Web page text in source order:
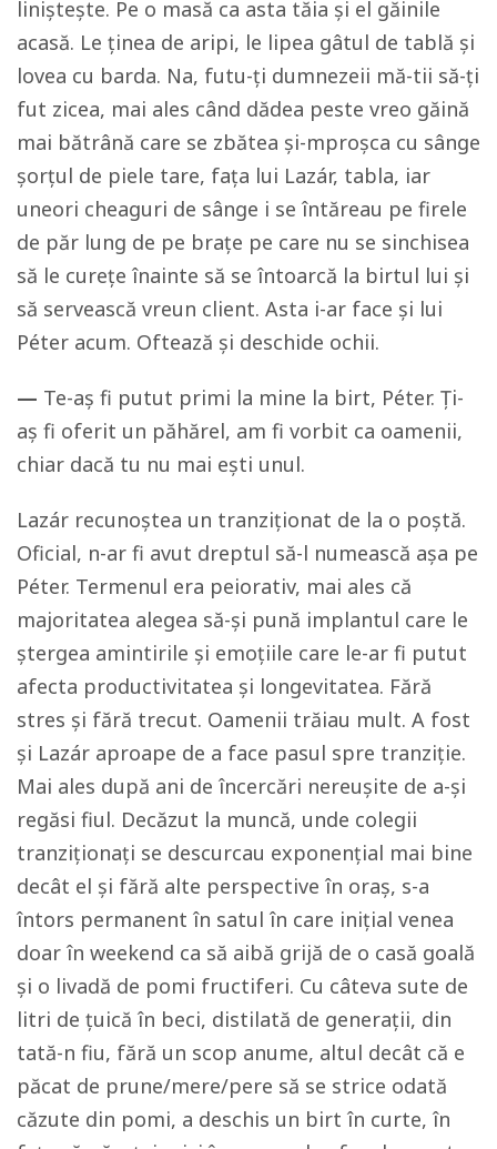
liniștește. Pe o masă ca asta tăia și el găinile
acasă. Le ținea de aripi, le lipea gâtul de tablă și
lovea cu barda. Na, futu-ți dumnezeii mă-tii să-ți
fut zicea, mai ales când dădea peste vreo găină
mai bătrână care se zbătea și-mproșca cu sânge
șorțul de piele tare, fața lui Lazár, tabla, iar
uneori cheaguri de sânge i se întăreau pe firele
de păr lung de pe brațe pe care nu se sinchisea
să le curețe înainte să se întoarcă la birtul lui și
să servească vreun client. Asta i-ar face și lui
Péter acum. Oftează și deschide ochii.
— Te-aș fi putut primi la mine la birt, Péter. Ți-
aș fi oferit un păhărel, am fi vorbit ca oamenii,
chiar dacă tu nu mai ești unul.
Lazár recunoștea un tranziționat de la o poștă.
Oficial, n-ar fi avut dreptul să-l numească așa pe
Péter. Termenul era peiorativ, mai ales că
majoritatea alegea să-și pună implantul care le
ștergea amintirile și emoțiile care le-ar fi putut
afecta productivitatea și longevitatea. Fără
stres și fără trecut. Oamenii trăiau mult. A fost
și Lazár aproape de a face pasul spre tranziție.
Mai ales după ani de încercări nereușite de a-și
regăsi fiul. Decăzut la muncă, unde colegii
tranziționați se descurcau exponențial mai bine
decât el și fără alte perspective în oraș, s-a
întors permanent în satul în care inițial venea
doar în weekend ca să aibă grijă de o casă goală
și o livadă de pomi fructiferi. Cu câteva sute de
litri de țuică în beci, distilată de generații, din
tată-n fiu, fără un scop anume, altul decât că e
păcat de prune/mere/pere să se strice odată
căzute din pomi, a deschis un birt în curte, în